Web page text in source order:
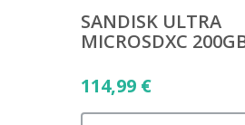
SANDISK ULTRA
MICROSDXC
114,99 €